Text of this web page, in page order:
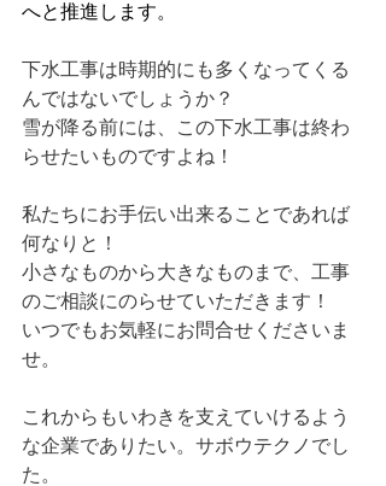
へと推進します。
下水工事は時期的にも多くなってくる
んではないでしょうか？
雪が降る前には、この下水工事は終わ
らせたいものですよね！
私たちにお手伝い出来ることであれば
何なりと！
小さなものから大きなものまで、工事
のご相談にのらせていただきます！
いつでもお気軽にお問合せくださいま
せ。
これからもいわきを支えていけるよう
な企業でありたい。サボウテクノでし
た。